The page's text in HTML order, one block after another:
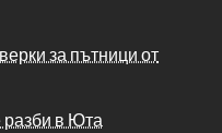
за пътници от
разби в Юта